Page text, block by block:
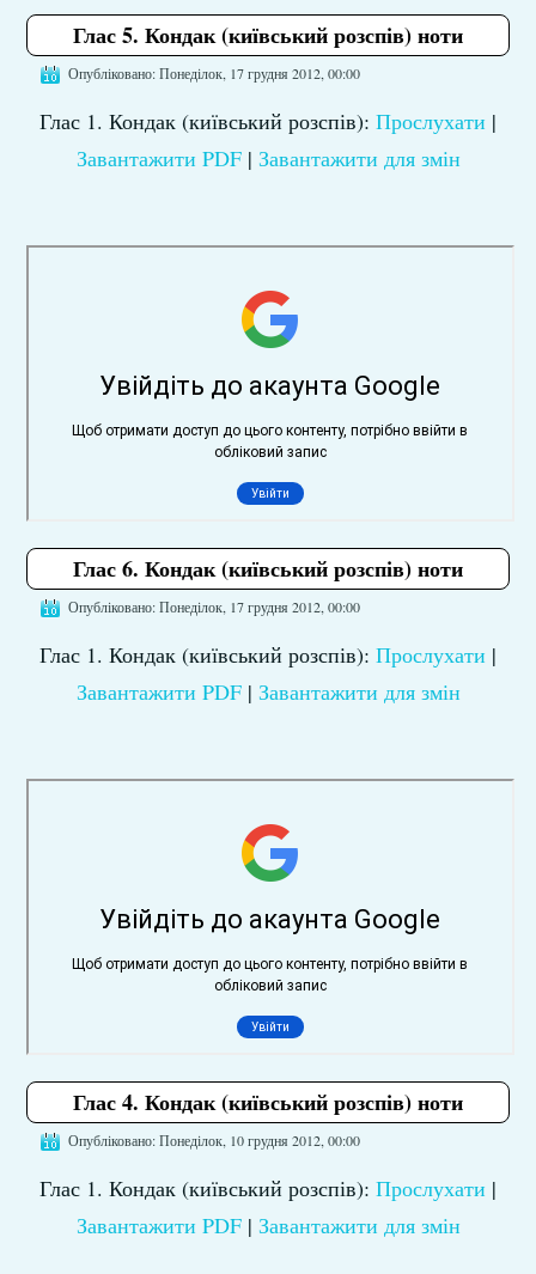
Глас 5. Кондак (київський розспів) ноти
Опубліковано: Понеділок, 17 грудня 2012, 00:00
Глас 1. Кондак (київський розспів): Прослухати |
Завантажити PDF| Завантажити для змін
Глас 6. Кондак (київський розспів) ноти
Опубліковано: Понеділок, 17 грудня 2012, 00:00
Глас 1. Кондак (київський розспів): Прослухати |
Завантажити PDF| Завантажити для змін
Глас 4. Кондак (київський розспів) ноти
Опубліковано: Понеділок, 10 грудня 2012, 00:00
Глас 1. Кондак (київський розспів): Прослухати |
Завантажити PDF| Завантажити для змін